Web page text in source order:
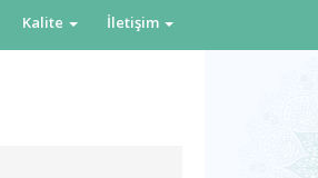
Kalite İletişim